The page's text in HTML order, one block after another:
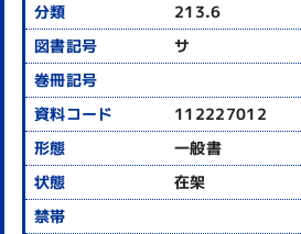
213.6
サ
112227012
一般書
在架